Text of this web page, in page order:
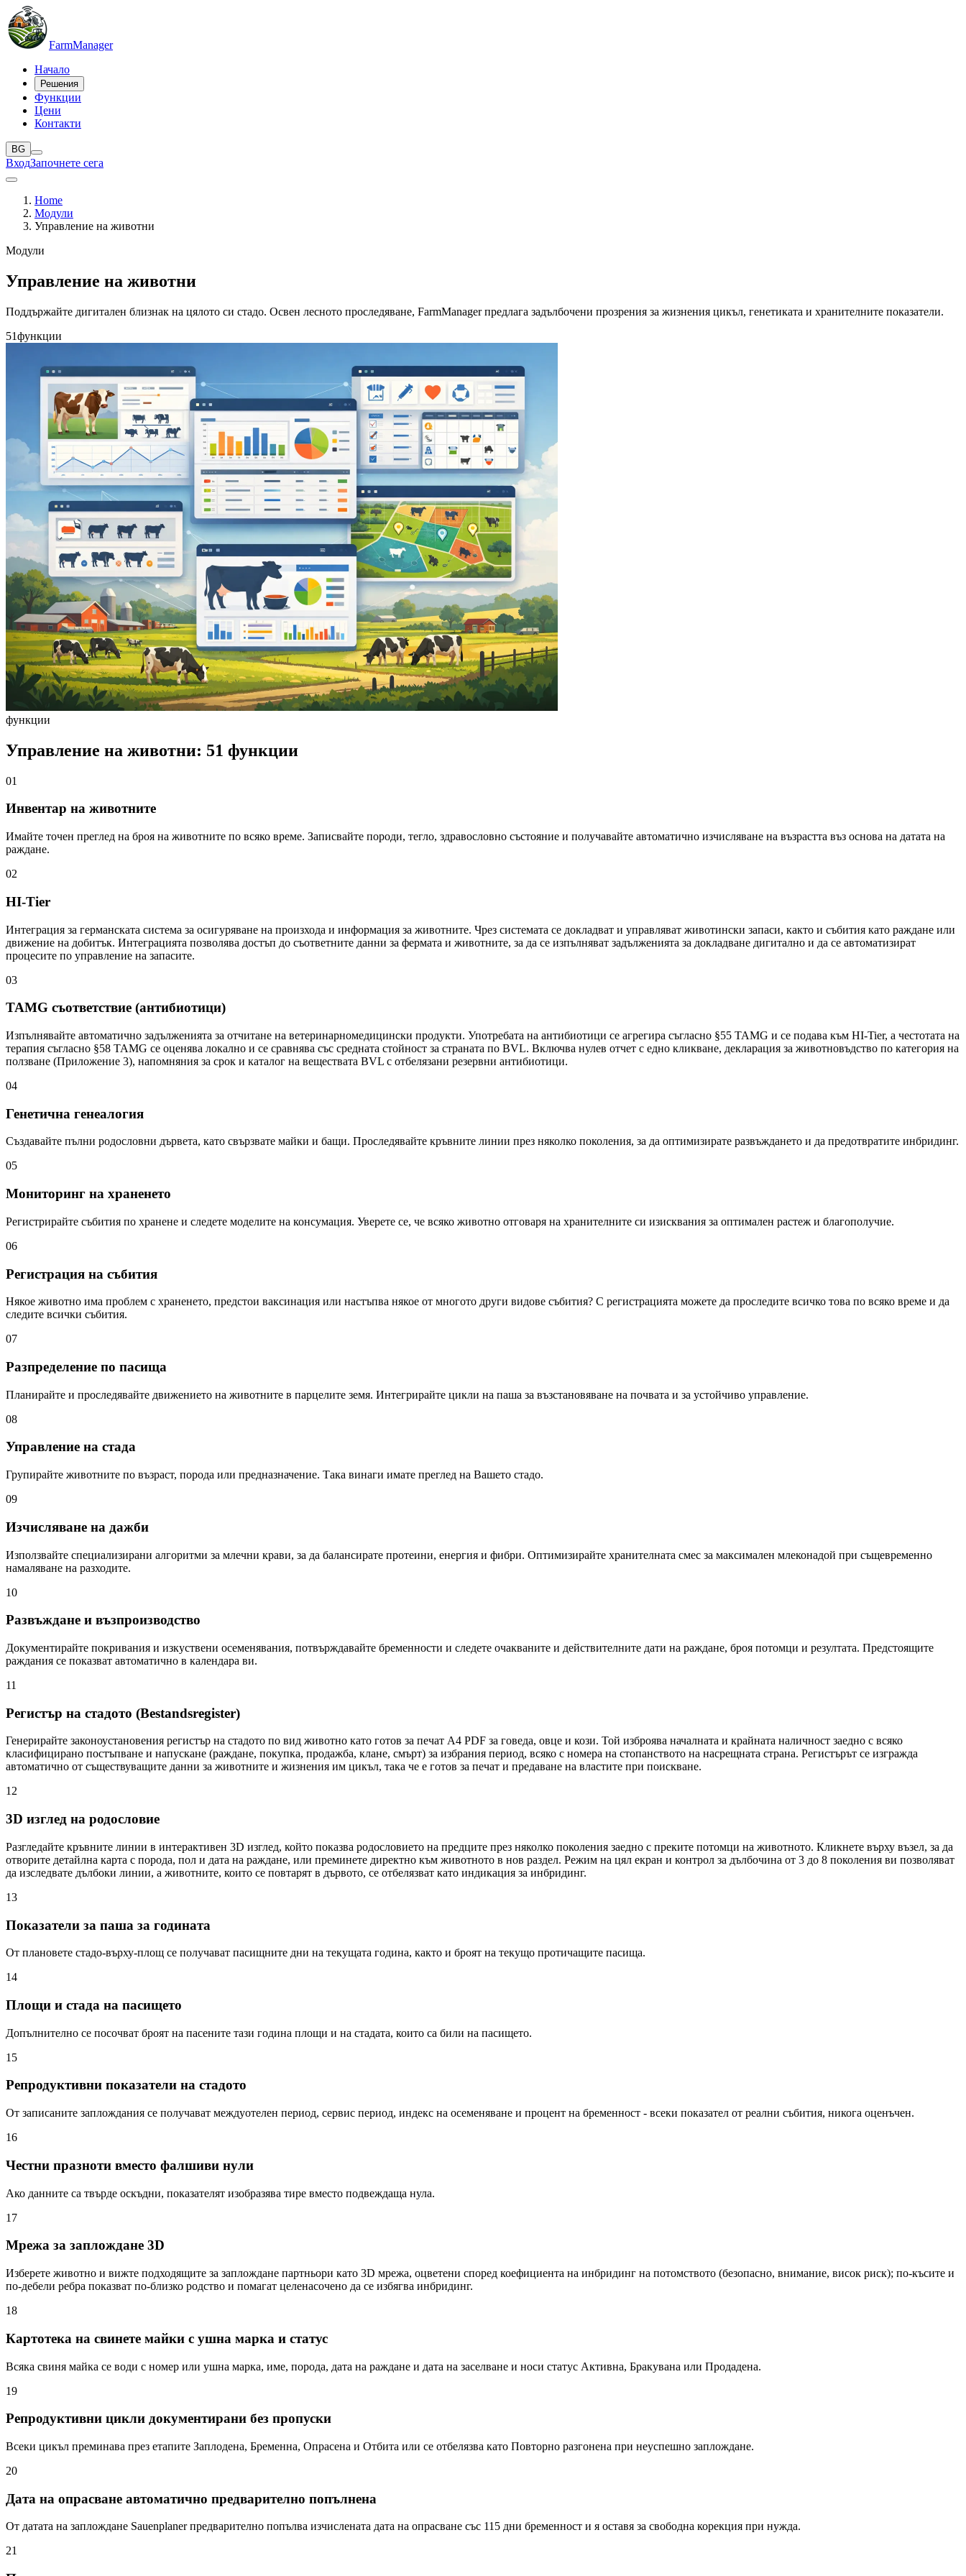
FarmManager
Начало
Решения
Функции
Цени
Контакти
BG
ВходЗапочнете сега
Home
Модули
Управление на животни
Модули
Управление на животни
Поддържайте дигитален близнак на цялото си стадо. Освен лесното проследяване, FarmManager предлага задълбочени прозрения за жизнения цикъл, генетиката и хранителните показатели.
51функции
функции
Управление на животни: 51 функции
01
Инвентар на животните
Имайте точен преглед на броя на животните по всяко време. Записвайте породи, тегло, здравословно състояние и получавайте автоматично изчисляване на възрастта въз основа на датата на
раждане.
02
HI-Tier
Интеграция за германската система за осигуряване на произхода и информация за животните. Чрез системата се докладват и управляват животински запаси, както и събития като раждане или
движение на добитък. Интеграцията позволява достъп до съответните данни за фермата и животните, за да се изпълняват задълженията за докладване дигитално и да се автоматизират
процесите по управление на запасите.
03
TAMG съответствие (антибиотици)
Изпълнявайте автоматично задълженията за отчитане на ветеринарномедицински продукти. Употребата на антибиотици се агрегира съгласно §55 TAMG и се подава към HI-Tier, а честотата на
терапия съгласно §58 TAMG се оценява локално и се сравнява със средната стойност за страната по BVL. Включва нулев отчет с едно кликване, декларация за животновъдство по категория на
ползване (Приложение 3), напомняния за срок и каталог на веществата BVL с отбелязани резервни антибиотици.
04
Генетична генеалогия
Създавайте пълни родословни дървета, като свързвате майки и бащи. Проследявайте кръвните линии през няколко поколения, за да оптимизирате развъждането и да предотвратите инбридинг.
05
Мониторинг на храненето
Регистрирайте събития по хранене и следете моделите на консумация. Уверете се, че всяко животно отговаря на хранителните си изисквания за оптимален растеж и благополучие.
06
Регистрация на събития
Някое животно има проблем с храненето, предстои ваксинация или настъпва някое от многото други видове събития? С регистрацията можете да проследите всичко това по всяко време и да
следите всички събития.
07
Разпределение по пасища
Планирайте и проследявайте движението на животните в парцелите земя. Интегрирайте цикли на паша за възстановяване на почвата и за устойчиво управление.
08
Управление на стада
Групирайте животните по възраст, порода или предназначение. Така винаги имате преглед на Вашето стадо.
09
Изчисляване на дажби
Използвайте специализирани алгоритми за млечни крави, за да балансирате протеини, енергия и фибри. Оптимизирайте хранителната смес за максимален млеконадой при същевременно
намаляване на разходите.
10
Развъждане и възпроизводство
Документирайте покривания и изкуствени осеменявания, потвърждавайте бременности и следете очакваните и действителните дати на раждане, броя потомци и резултата. Предстоящите
раждания се показват автоматично в календара ви.
11
Регистър на стадото (Bestandsregister)
Генерирайте законоустановения регистър на стадото по вид животно като готов за печат A4 PDF за говеда, овце и кози. Той изброява началната и крайната наличност заедно с всяко
класифицирано постъпване и напускане (раждане, покупка, продажба, клане, смърт) за избрания период, всяко с номера на стопанството на насрещната страна. Регистърът се изгражда
автоматично от съществуващите данни за животните и жизнения им цикъл, така че е готов за печат и предаване на властите при поискване.
12
3D изглед на родословие
Разгледайте кръвните линии в интерактивен 3D изглед, който показва родословието на предците през няколко поколения заедно с преките потомци на животното. Кликнете върху възел, за да
отворите детайлна карта с порода, пол и дата на раждане, или преминете директно към животното в нов раздел. Режим на цял екран и контрол за дълбочина от 3 до 8 поколения ви позволяват
да изследвате дълбоки линии, а животните, които се повтарят в дървото, се отбелязват като индикация за инбридинг.
13
Показатели за паша за годината
От плановете стадо-върху-площ се получават пасищните дни на текущата година, както и броят на текущо протичащите пасища.
14
Площи и стада на пасището
Допълнително се посочват броят на пасените тази година площи и на стадата, които са били на пасището.
15
Репродуктивни показатели на стадото
От записаните заплождания се получават междуотелен период, сервис период, индекс на осеменяване и процент на бременност - всеки показател от реални събития, никога оценъчен.
16
Честни празноти вместо фалшиви нули
Ако данните са твърде оскъдни, показателят изобразява тире вместо подвеждаща нула.
17
Мрежа за заплождане 3D
Изберете животно и вижте подходящите за заплождане партньори като 3D мрежа, оцветени според коефициента на инбридинг на потомството (безопасно, внимание, висок риск); по-късите и
по-дебели ребра показват по-близко родство и помагат целенасочено да се избягва инбридинг.
18
Картотека на свинете майки с ушна марка и статус
Всяка свиня майка се води с номер или ушна марка, име, порода, дата на раждане и дата на заселване и носи статус Активна, Бракувана или Продадена.
19
Репродуктивни цикли документирани без пропуски
Всеки цикъл преминава през етапите Заплодена, Бременна, Опрасена и Отбита или се отбелязва като Повторно разгонена при неуспешно заплождане.
20
Дата на опрасване автоматично предварително попълнена
От датата на заплождане Sauenplaner предварително попълва изчислената дата на опрасване със 115 дни бременност и я оставя за свободна корекция при нужда.
21